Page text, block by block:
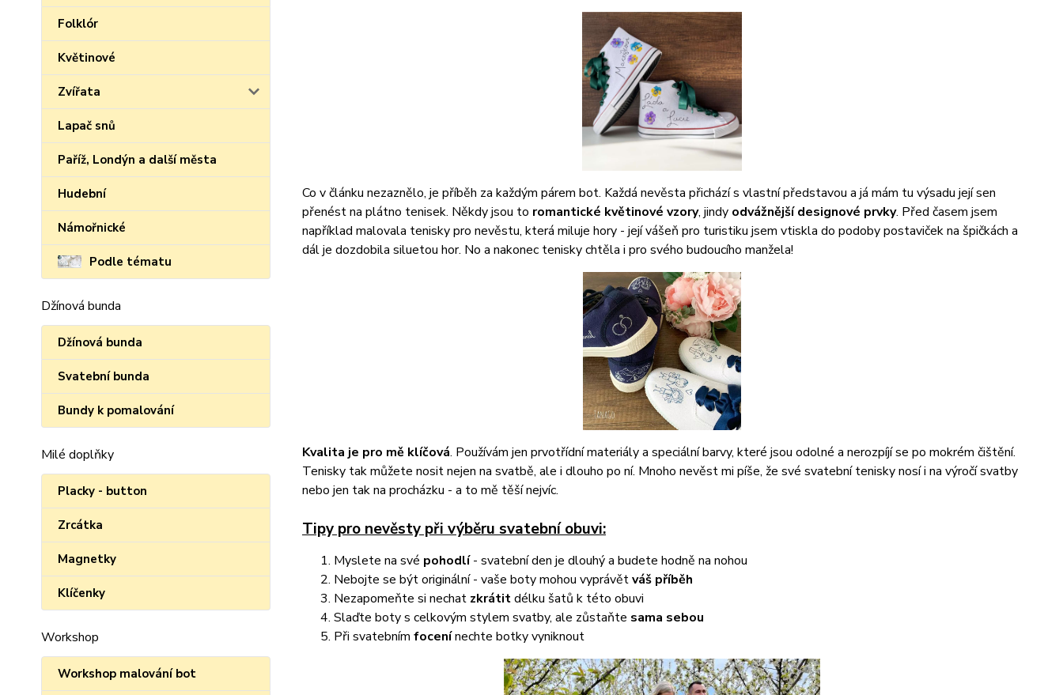
Folklór
Květinové
Zvířata
Lapač snů
Paříž, Londýn a další města
Hudební
Námořnické
Podle tématu
Džínová bunda
Džínová bunda
Svatební bunda
Bundy k pomalování
Milé doplňky
Placky - button
Zrcátka
Magnetky
Klíčenky
Workshop
Workshop malování bot
Co v článku nezaznělo, je příběh za každým párem bot. Každá nevěsta přichází s vlastní představou a já mám tu výsadu její sen
přenést na plátno tenisek. Někdy jsou to romantické květinové vzory, jindy odvážnější designové prvky. Před časem jsem
například malovala tenisky pro nevěstu, která miluje hory - její vášeň pro turistiku jsem vtiskla do podoby postaviček na špičkách a
dál je dozdobila siluetou hor. No a nakonec tenisky chtěla i pro svého budoucího manžela!
Kvalita je pro mě klíčová. Používám jen prvotřídní materiály a speciální barvy, které jsou odolné a nerozpíjí se po mokrém čištění.
Tenisky tak můžete nosit nejen na svatbě, ale i dlouho po ní. Mnoho nevěst mi píše, že své svatební tenisky nosí i na výročí svatby
nebo jen tak na procházku - a to mě těší nejvíc.
Tipy pro nevěsty při výběru svatební obuvi:
Myslete na své pohodlí- svatební den je dlouhý a budete hodně na nohou
Nebojte se být originální - vaše boty mohou vyprávětváš příběh
Nezapomeňte si nechat zkrátitdélku šatů k této obuvi
Slaďte boty s celkovým stylem svatby, ale zůstaňte sama sebou
Při svatebním focenínechte botky vyniknout